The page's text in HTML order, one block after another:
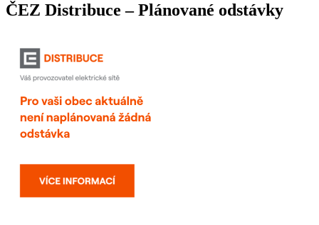
ČEZ Distribuce – Plánované odstávky